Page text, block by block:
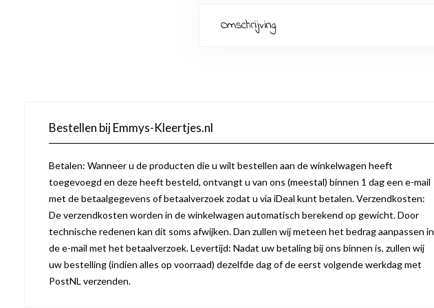
Omschrijving
Bestellen bij Emmys-Kleertjes.nl
Betalen: Wanneer u de producten die u wilt bestellen aan de winkelwagen heeft
toegevoegd en deze heeft besteld, ontvangt u van ons (meestal) binnen 1 dag een e-mail
met de betaalgegevens of betaalverzoek zodat u via iDeal kunt betalen. Verzendkosten:
De verzendkosten worden in de winkelwagen automatisch berekend op gewicht. Door
technische redenen kan dit soms afwijken. Dan zullen wij meteen het bedrag aanpassen in
de e-mail met het betaalverzoek. Levertijd: Nadat uw betaling bij ons binnen is, zullen wij
uw bestelling (indien alles op voorraad) dezelfde dag of de eerst volgende werkdag met
PostNL verzenden.